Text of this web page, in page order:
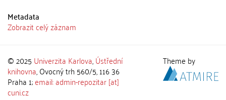
Metadata
Zobrazit celý záznam
© 2025 Univerzita Karlova,Ústřední
knihovna, Ovocný trh 560/5, 116 36
Praha 1;email: admin-repozitar [at]
cuni.cz
Theme by